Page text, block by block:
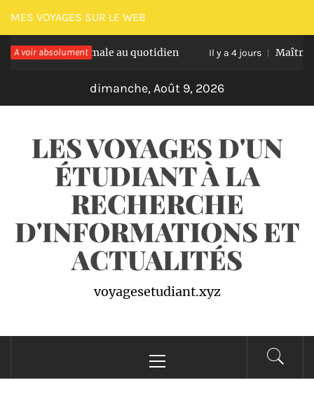
Passer
au
contenu
MES VOYAGES SUR LE WEB
A voir absolument
optimale au quotidien Il y a 4 jours Maîtriser les
dimanche, Août 9, 2026
LES VOYAGES D'UN
ÉTUDIANT À LA
RECHERCHE
D'INFORMATIONS ET
ACTUALITÉS
voyagesetudiant.xyz
principal